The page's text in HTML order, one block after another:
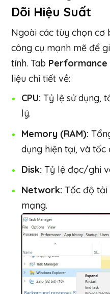
Dõi Hiệu Suất
Ngoài các tùy chọn cơ
công cụ mạnh mẽ để
tính. Tab Performance
liệu chi tiết về:
CPU: Tỷ lệ sử dụng,
lý.
Memory (RAM):
dụng hiện tại, và tốc
Disk: Tỷ lệ đọc/ghi
Network: Tốc độ
mạng.